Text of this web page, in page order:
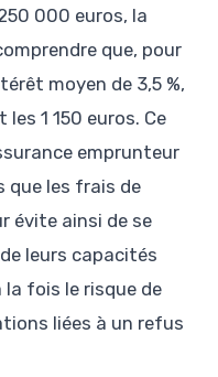
000 euros, la
que, pour
moyen de 3,5 %,
1 150 euros. Ce
emprunteur
que les frais de
évite ainsi de se
leurs capacités
fois le risque de
liées à un refus